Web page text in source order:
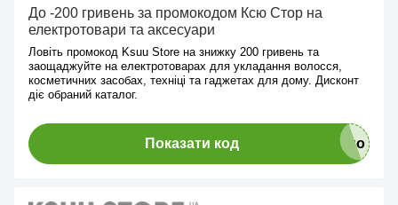
До -200 гривень за промокодом Ксю Стор на
електротовари та аксесуари
Ловіть промокод Ksuu Store на знижку 200 гривень та
заощаджуйте на електротоварах для укладання волосся,
косметичних засобах, техніці та гаджетах для дому. Дисконт
діє обраний каталог.
Показати код